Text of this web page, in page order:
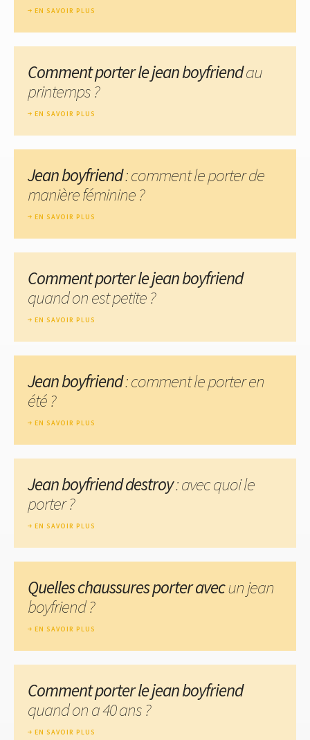
EN SAVOIR PLUS
Comment porter le jean boyfriendau
printemps ?
EN SAVOIR PLUS
Jean boyfriend: comment le porter de
manière féminine ?
EN SAVOIR PLUS
Comment porter le jean boyfriend
quand on est petite ?
EN SAVOIR PLUS
Jean boyfriend: comment le porter en
été ?
EN SAVOIR PLUS
Jean boyfriend destroy: avec quoi le
porter ?
EN SAVOIR PLUS
Quelles chaussures porter avecun jean
boyfriend ?
EN SAVOIR PLUS
Comment porter le jean boyfriend
quand on a 40 ans ?
EN SAVOIR PLUS